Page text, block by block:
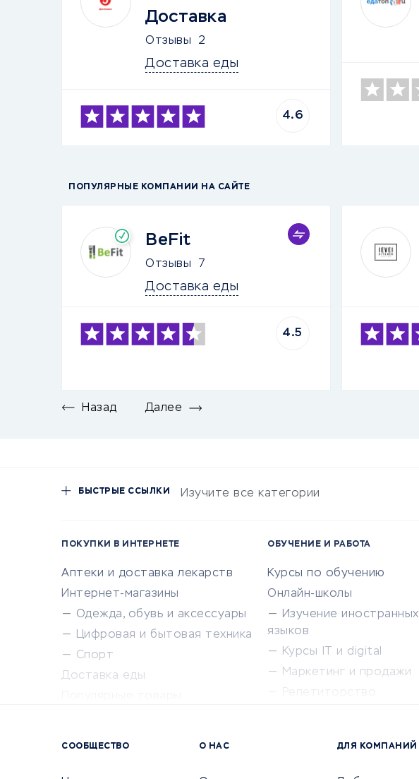
Доставка
Отзывы 2
Доставка еды
4.6
ПОПУЛЯРНЫЕ КОМПАНИИ НА САЙТЕ
BeFit
Отзывы 7
Доставка еды
4.5
Назад Далее
БЫСТРЫЕ ССЫЛКИ Изучите все категории
ПОКУПКИ В ИНТЕРНЕТЕ
Аптеки и доставка лекарств
Интернет-магазины
Одежда, обувь и аксессуары
Цифровая и бытовая техника
Спорт
Доставка еды
ОБУЧЕНИЕ И РАБОТА
Курсы по обучению
Онлайн-школы
Изучение иностранных
языков
Курсы IT и digital
Маркетинг и продажи
Университеты
СООБЩЕСТВО О НАС ДЛЯ КОМПАНИЙ